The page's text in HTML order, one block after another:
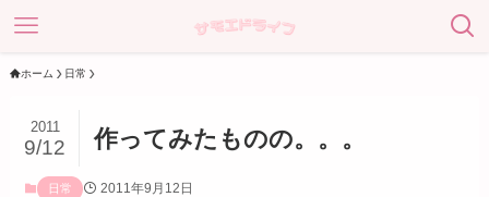
ホーム 日常
作ってみたものの。。。
2011
9/12
日常 2011年9月12日